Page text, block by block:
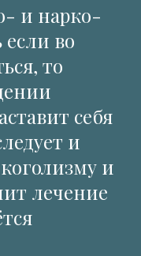
и нарко-
если во
то
себя
и
и
лечение